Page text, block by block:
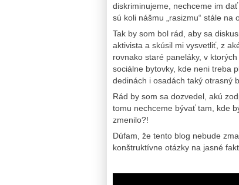
diskriminujeme, nechceme im
sú koli nášmu „rasizmu“ stále na
Tak by som bol rád, aby sa
aktivista a skúsil mi vysvetliť, z
rovnako staré paneláky, v
sociálne bytovky, kde neni treba
dedinách i osadách taký otrasný
Rád by som sa dozvedel, akú
tomu nechceme bývať tam, kde
zmenilo?!
Dúfam, že tento blog nebude
konštruktívne otázky na jasné